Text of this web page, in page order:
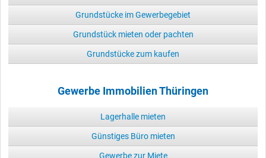
Grundstücke im Gewerbegebiet
Grundstück mieten oder pachten
Grundstücke zum kaufen
Gewerbe Immobilien Thüringen
Lagerhalle mieten
Günstiges Büro mieten
Gewerbe zur Miete